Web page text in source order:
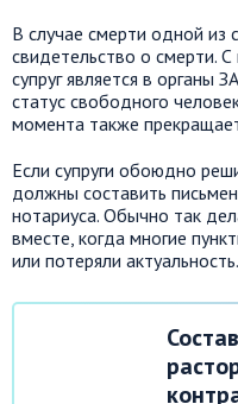
В случае смерти одной из
свидетельство о смерти.
супруг является в органы
статус свободного
момента также
Если супруги обоюдно
должны составить
нотариуса. Обычно так
вместе, когда многие
или потеряли актуальность.